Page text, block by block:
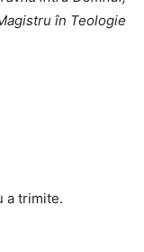
în Teologie
a trimite.